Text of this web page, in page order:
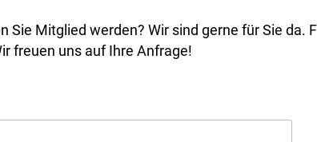
Sie Mitglied werden? Wir sind gerne für Sie
freuen uns auf Ihre Anfrage!